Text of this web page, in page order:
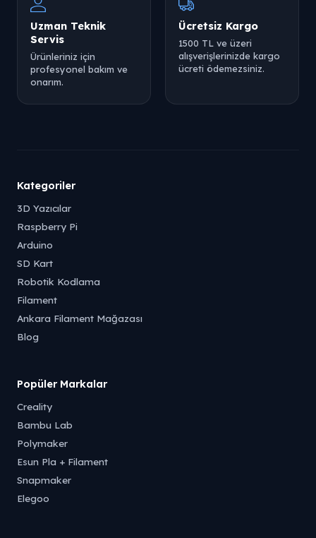
Uzman Teknik
Servis
Ürünleriniz için
profesyonel bakım ve
onarım.
Ücretsiz Kargo
1500 TL ve üzeri
alışverişlerinizde kargo
ücreti ödemezsiniz.
Kategoriler
3D Yazıcılar
Raspberry Pi
Arduino
SD Kart
Robotik Kodlama
Filament
Ankara Filament Mağazası
Blog
Popüler Markalar
Creality
Bambu Lab
Polymaker
Esun Pla + Filament
Snapmaker
Elegoo